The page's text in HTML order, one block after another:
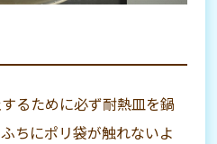
るために必ず耐熱皿を鍋
ちにポリ袋が触れないよ